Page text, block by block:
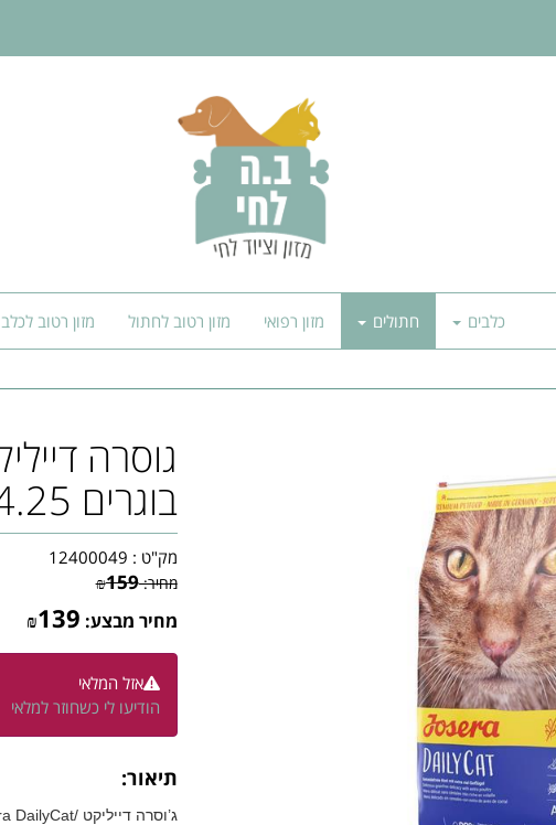
כלבים חתולים מזון רפואי מזון רטוב לחתול מזון רטוב לכלב
גוסרה
בוגרים 4.25 ק”ג
מק"ט : 12400049
מחיר: ₪159
מחיר מבצע: ₪139
אזל המלאי
הודיעו לי כשחוזר למלאי
תיאור:
ג’וסרה דייליקט /Josera DailyCat מזון ללא דגנים